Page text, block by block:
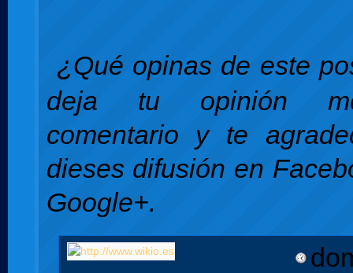
¿Qué opinas de este
deja tu opinión
comentario y te
dieses difusión en
Google+.